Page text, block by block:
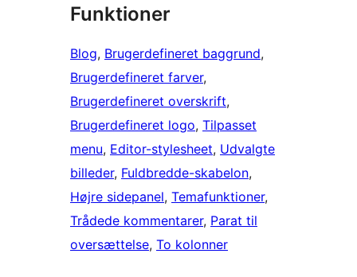
Funktioner
Blog, Brugerdefineret baggrund
Brugerdefineret farver
Brugerdefineret overskrift
Brugerdefineret logo, Tilpasset
menu, Editor-stylesheet, Udvalgte
billeder, Fuldbredde-skabelon
Højre sidepanel, Temafunktioner
Trådede kommentarer, Parat til
oversættelse, To kolonner